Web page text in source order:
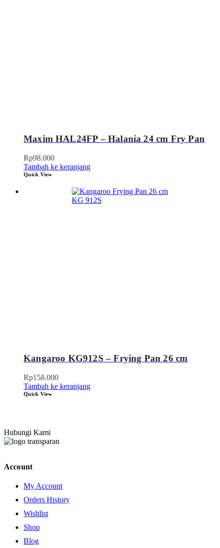
Maxim HAL24FP – Halania 24 cm Fry Pan
Rp98.000
Tambah ke keranjang
Quick View
Kangaroo KG912S – Frying Pan 26 cm
Rp158.000
Tambah ke keranjang
Quick View
Hubungi Kami
Account
My Account
Orders History
Wishlist
Shop
Blog